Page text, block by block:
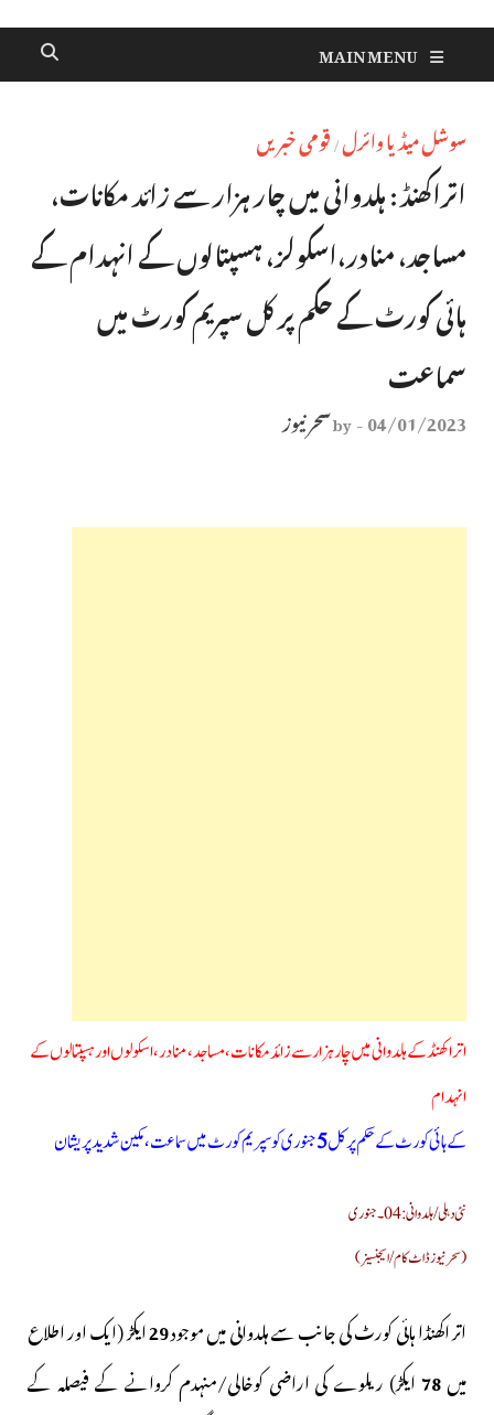
MAIN MENU
سوشل میڈیا وائرل / قومی خبریں
اتراکھنڈ : ہلدوانی میں چار ہزار سے زائد مکانات،
مساجد، منادر،اسکولز، ہسپتالوں کے انہدام کے
ہائی کورٹ کے حکم پر کل سپریم کورٹ میں
سماعت
04/01/2023
-
byسحر نیوز
اتراکھنڈ کے ہلدوانی میں چار ہزار سے زائد مکانات،مساجد،منادر،اسکولوں اور ہسپتالوں کے
انہدام
کے ہائی کورٹ کے حکم پر کل5جنوری کو سپریم کورٹ میں سماعت، مکین شدید پریشان
نئی دہلی/ہلدوانی: 04۔جنوری
(سحرنیوز ڈاٹ کام/ایجنسیز)
اتر اکھنڈا ہائی کورٹ کی جانب سے ہلدوانی میں موجود29ایکڑ (ایک اور اطلاع
میں78ایکڑ) ریلوے کی اراضی کوخالی/منہدم کروانے کے فیصلہ کے